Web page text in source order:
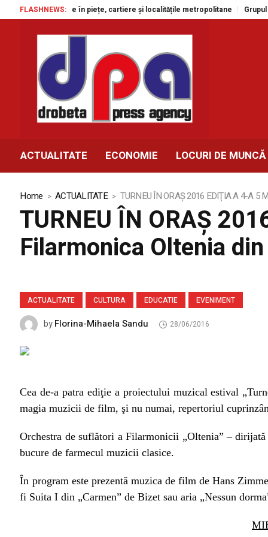
FLASHNEWS:
gratuite în piețe, cartiere și localitățile metropolitane Grupul
ACTUALITATE ECONOMIE LOCURI DE MUNCĂ
Home ACTUALITATE TURNEU ÎN ORAŞ 2016 EDIŢIA A 4-A 5
TURNEU ÎN ORAŞ
Filarmonica Oltenia
ACTUALITATE CULTURA EDUCATIE EVENIMENT
byFlorina-Mihaela Sandu 28/06/2016
Cea de-a patra ediţie a proiectului muzical estival
magia muzicii de film, şi nu numai, repertoriul
Orchestra de suflători a Filarmonicii „Oltenia” –
bucure de farmecul muzicii clasice.
În program este prezentă muzica de film de Hans
fi Suita I din „Carmen” de Bizet sau aria „Nessun